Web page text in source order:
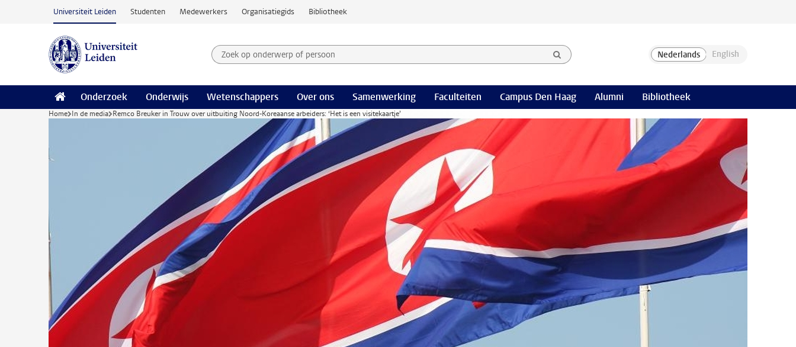
Ga naar hoofdinhoud
Universiteit Leiden Studenten Medewerkers Organisatiegids Bibliotheek
Zoek op onderwerp of persoon en selecteer categorie
Zoekterm
Onderzoek Onderwijs Wetenschappers Over ons Samenwerking Faculteiten Campus Den Haag Alumni Bibliotheek
Home In de media Remco Breuker in Trouw over uitbuiting Noord-Koreaanse arbeiders: ‘Het is een visitekaartje’